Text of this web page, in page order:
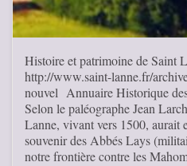
Histoire et patrimoine de Saint
http://www.saint-lanne.fr/
nouvel Annuaire Historique
Selon le paléographe Jean
Lanne, vivant vers 1500, aurait
souvenir des Abbés Lays
notre frontière contre les